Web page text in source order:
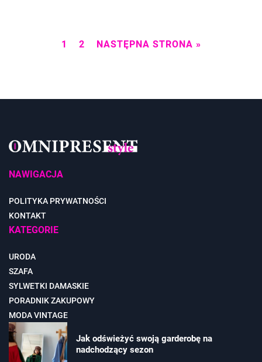
1 2 NASTĘPNA STRONA »
NAWIGACJA
POLITYKA PRYWATNOŚCI
KONTAKT
KATEGORIE
URODA
SZAFA
SYLWETKI DAMASKIE
PORADNIK ZAKUPOWY
MODA VINTAGE
Jak odświeżyć swoją garderobę na
nadchodzący sezon